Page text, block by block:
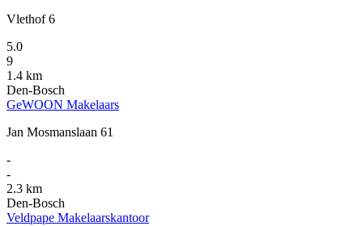
Vlethof 6
5.0
9
1.4 km
Den-Bosch
GeWOON Makelaars
Jan Mosmanslaan 61
-
-
2.3 km
Den-Bosch
Veldpape Makelaarskantoor